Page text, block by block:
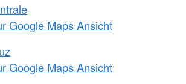
Google Maps Ansicht
Google Maps Ansicht